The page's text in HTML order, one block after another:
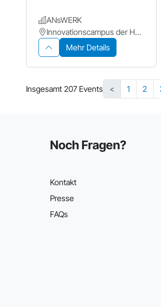
ANsWERK
Innovationscampus der Hochschule Weihenstephan-Triesdorf
Mehr Details
Insgesamt 207 Events < 1 2
Noch Fragen?
Kontakt
Presse
FAQs